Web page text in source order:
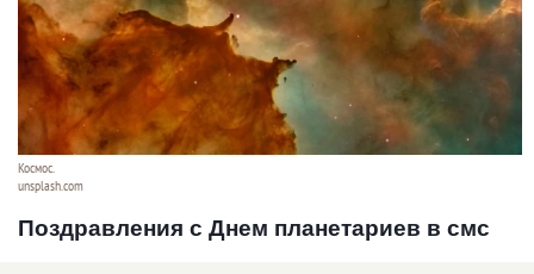
Космос.
unsplash.com
Поздравления с Днем планетариев в смс